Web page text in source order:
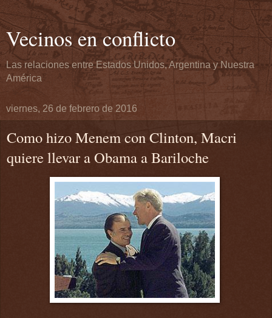
Vecinos en conflicto
Las relaciones entre Estados Unidos, Argentina y Nuestra
América
viernes, 26 de febrero de 2016
Como hizo Menem con Clinton, Macri
quiere llevar a Obama a Bariloche